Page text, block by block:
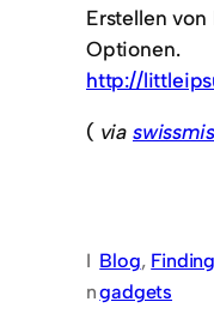
Erstellen
Optionen.
http://
( via
I
n
Blog,
gadgets